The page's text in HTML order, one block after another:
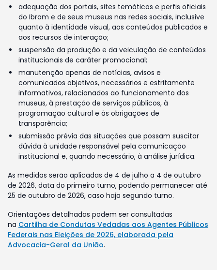
adequação dos portais, sites temáticos e perfis oficiais
do Ibram e de seus museus nas redes sociais, inclusive
quanto à identidade visual, aos conteúdos publicados e
aos recursos de interação;
suspensão da produção e da veiculação de conteúdos
institucionais de caráter promocional;
manutenção apenas de notícias, avisos e
comunicados objetivos, necessários e estritamente
informativos, relacionados ao funcionamento dos
museus, à prestação de serviços públicos, à
programação cultural e às obrigações de
transparência;
submissão prévia das situações que possam suscitar
dúvida à unidade responsável pela comunicação
institucional e, quando necessário, à análise jurídica.
As medidas serão aplicadas de 4 de julho a 4 de outubro
de 2026, data do primeiro turno, podendo permanecer até
25 de outubro de 2026, caso haja segundo turno.
Orientações detalhadas podem ser consultadas
na Cartilha de Condutas Vedadas aos Agentes Públicos
Federais nas Eleições de 2026, elaborada pela
Advocacia-Geral da União.